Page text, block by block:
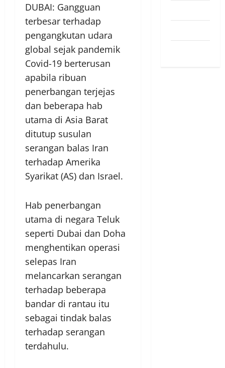
DUBAI: Gangguan
terbesar terhadap
pengangkutan udara
global sejak pandemik
Covid-19 berterusan
apabila ribuan
penerbangan terjejas
dan beberapa hab
utama di Asia Barat
ditutup susulan
serangan balas Iran
terhadap Amerika
Syarikat (AS) dan Israel.
Hab penerbangan
utama di negara Teluk
seperti Dubai dan Doha
menghentikan operasi
selepas Iran
melancarkan serangan
terhadap beberapa
bandar di rantau itu
sebagai tindak balas
terhadap serangan
terdahulu.